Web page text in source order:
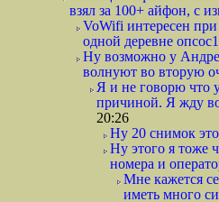
взял за 100+ айфон, с
VoWifi интересен
одной деревне
Ну возможно у
волнуют во вторую
Я и не говорю что
причиной. Я жду
20:26
Ну 20 снимок
Ну этого я тоже
номера и
Мне кажется
иметь много